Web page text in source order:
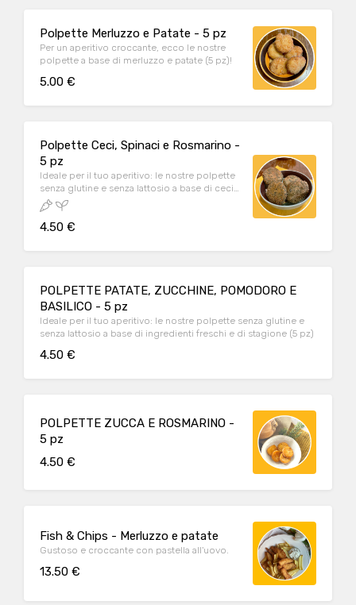
Polpette Merluzzo e Patate - 5 pz
Per un aperitivo croccante, ecco le nostre
polpette a base di merluzzo e patate (5 pz)!
5.00 €
Polpette Ceci, Spinaci e Rosmarino -
5 pz
Ideale per il tuo aperitivo: le nostre polpette
senza glutine e senza lattosio a base di ceci,
spinaci e rosmarino (5 pz)
4.50 €
POLPETTE PATATE, ZUCCHINE, POMODORO E
BASILICO - 5 pz
Ideale per il tuo aperitivo: le nostre polpette senza glutine e
senza lattosio a base di ingredienti freschi e di stagione (5 pz)
4.50 €
POLPETTE ZUCCA E ROSMARINO -
5 pz
4.50 €
Fish & Chips - Merluzzo e patate
Gustoso e croccante con pastella all'uovo.
13.50 €